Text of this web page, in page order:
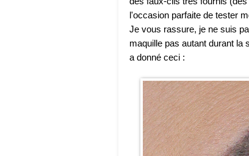
l'occasion parfaite de tester
Je vous rassure, je ne suis
maquille pas autant durant la
a donné ceci :